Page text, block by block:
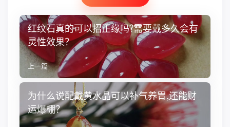
红纹石真的可以招正缘吗?需要戴多久会有
灵性效果？
上一篇
为什么说配戴黄水晶可以补气养胃,还能财
运爆棚？